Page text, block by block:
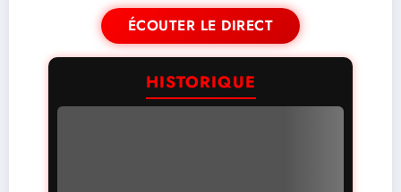
ÉCOUTER LE DIRECT
HISTORIQUE